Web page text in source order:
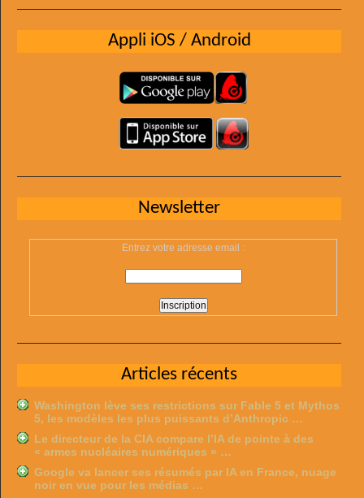
Appli iOS / Android
Newsletter
Entrez votre adresse email :
Articles récents
Washington lève ses restrictions sur Fable 5 et Mythos
5, les modèles les plus puissants d’Anthropic …
Le directeur de la CIA compare l’IA de pointe à des
« armes nucléaires numériques » …
Google va lancer ses résumés par IA en France, nuage
noir en vue pour les médias …